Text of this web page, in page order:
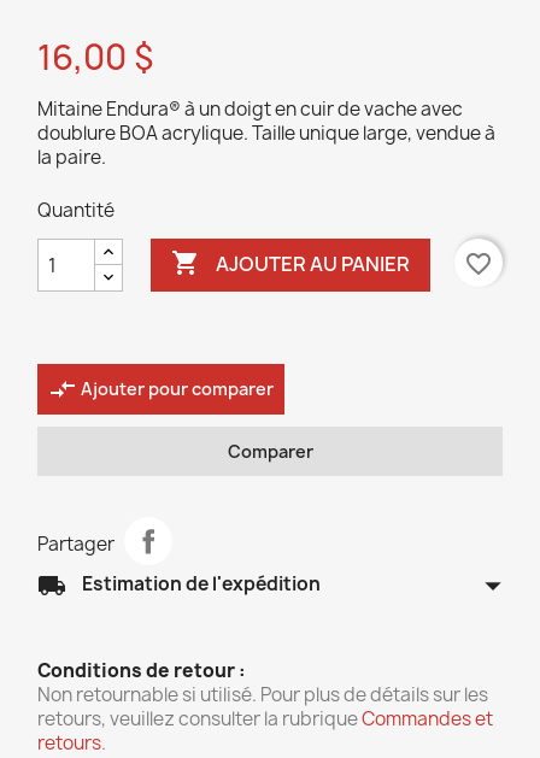
16,00 $
Mitaine Endura® à un doigt en cuir de vache avec
doublure BOA acrylique. Taille unique large, vendue à
la paire.
Quantité
 AJOUTER AU PANIER favorite_border
compare_arrows Ajouter pour comparer
Comparer
Partager
local_shipping Estimation de l'expédition arrow_drop_down
Conditions de retour :
Non retournable si utilisé. Pour plus de détails sur les
retours, veuillez consulter la rubriqueCommandes et
retours.